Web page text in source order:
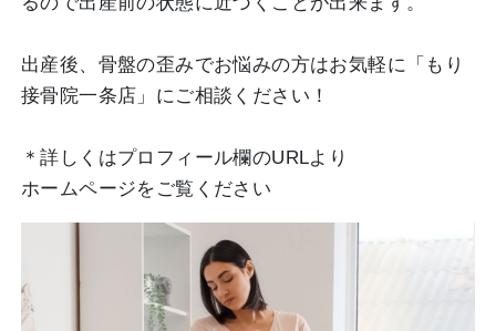
出産後、骨盤の歪みでお悩みの方はお気軽に「もり
接骨院一条店」にご相談ください！
＊詳しくはプロフィール欄のURLより
ホームページをご覧ください